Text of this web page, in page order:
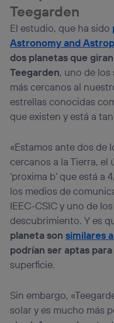
Teegarden
El estudio, que ha sido
Astronomy and
dos planetas que
Teegarden, uno de
más cercanos al
estrellas conocidas
que existen y está a
«Estamos ante dos de
cercanos a la Tierra, el
‘proxima b’ que está a
los medios de
IEEC-CSIC y uno de
descubrimiento. Y es
planeta sonsimilares
podrían ser aptas
superficie.
Sin embargo,
solar y es mucho más